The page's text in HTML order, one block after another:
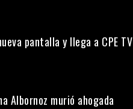
pantalla y llega a CPE TV
Albornoz murió ahogada